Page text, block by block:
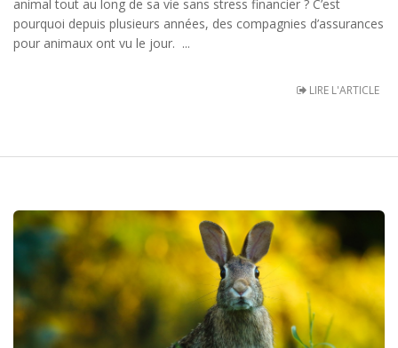
animal tout au long de sa vie sans stress financier ? C’est
pourquoi depuis plusieurs années, des compagnies d’assurances
pour animaux ont vu le jour. ...
LIRE L'ARTICLE